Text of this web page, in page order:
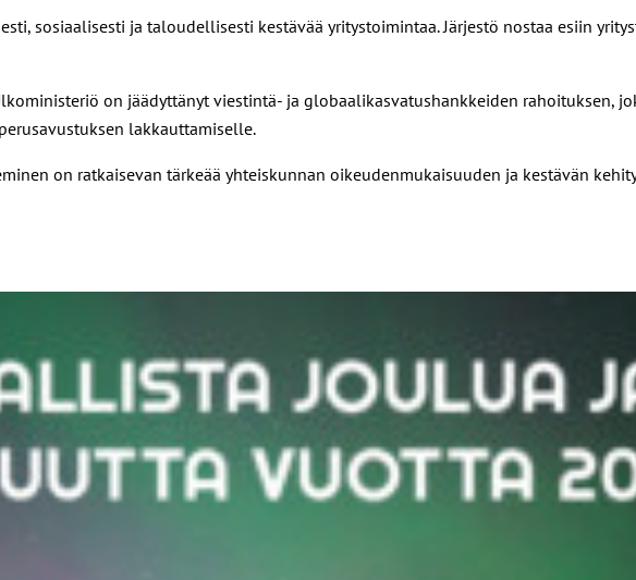
sosiaalisesti ja taloudellisesti kestävää yritystoimintaa. Järjestö nostaa esiin
on jäädyttänyt viestintä- ja globaalikasvatushankkeiden rahoituksen,
lakkauttamiselle.
on ratkaisevan tärkeää yhteiskunnan oikeudenmukaisuuden ja kestävän